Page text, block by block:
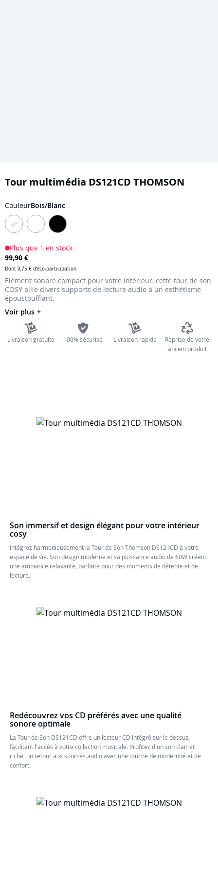
to
beginning
of
the
gallery
Tour multimédia DS121CD THOMSON
CouleurBois/Blanc
Plus que 1 en stock
99,90 €
Dont 0,75 € d'éco-participation
Elément sonore compact pour votre intérieur, cette tour de son
COSY allie divers supports de lecture audio à un esthétisme
époustoufflant.
Voir plus
Livraison gratuite 100% sécurisé Livraison rapide
Reprise de votre
ancien produit
Son immersif et design élégant pour votre intérieur
cosy
Intégrez harmonieusement la Tour de Son Thomson DS121CD à votre
espace de vie. Son design moderne et sa puissance audio de 60W créent
une ambiance relaxante, parfaite pour des moments de détente et de
lecture.
Redécouvrez vos CD préférés avec une qualité
sonore optimale
La Tour de Son DS121CD offre un lecteur CD intégré sur le dessus,
facilitant l'accès à votre collection musicale. Profitez d'un son clair et
riche, un retour aux sources audio avec une touche de modernité et de
confort.